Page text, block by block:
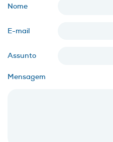
Nome
E-mail
Assunto
Mensagem